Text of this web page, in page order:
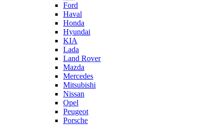
Ford
Haval
Honda
Hyundai
KIA
Lada
Land Rover
Mazda
Mercedes
Mitsubishi
Nissan
Opel
Peugeot
Porsche